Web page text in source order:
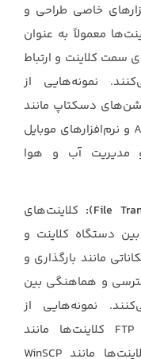
خاصی طراحی و
معمولاً به عنوان
سمت کلاینت و ارتباط
‏نمونه‌هایی از
دسکتاپ مانند
‏Microsoft Office، ‏Adobe Photoshop‏ و نرم‌افزارهای موبایل
و مدیریت آب و هوا
کلاینت‌های
بین ‏دستگاه کلاینت و
مانند بارگذاری و
و هماهنگی بین
نمونه‌هایی از
کلاینت‌های ‏انتقال فایل شامل ‏FTP‏ کلاینت‌ها مانند